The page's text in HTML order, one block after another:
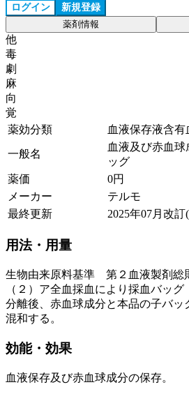
ログイン 新規登録
薬剤情報
他
毒
劇
麻
向
覚
薬効分類
血液保存液含
一般名
血液及び赤血
ッグ
薬価
0円
メーカー
テルモ
最終更新
2025年07月改訂
用法・用量
生物由来原料基準 第２血液製剤総
（２）ア全血採血により採血バッ
分離後、赤血球成分と本品の子バッ
混和する。
効能・効果
血液保存及び赤血球成分の保存。